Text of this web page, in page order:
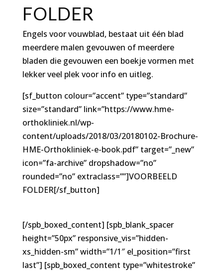
FOLDER
Engels voor vouwblad, bestaat uit één blad
meerdere malen gevouwen of meerdere
bladen die gevouwen een boekje vormen met
lekker veel plek voor info en uitleg.
[sf_button colour=”accent” type=”standard”
size=”standard” link=”https://www.hme-
orthokliniek.nl/wp-
content/uploads/2018/03/20180102-Brochure-
HME-Orthokliniek-e-book.pdf” target=”_new”
icon=”fa-archive” dropshadow=”no”
rounded=”no” extraclass=””]VOORBEELD
FOLDER[/sf_button]
[/spb_boxed_content] [spb_blank_spacer
height=”50px” responsive_vis=”hidden-
xs_hidden-sm” width=”1/1″ el_position=”first
last”] [spb_boxed_content type=”whitestroke”